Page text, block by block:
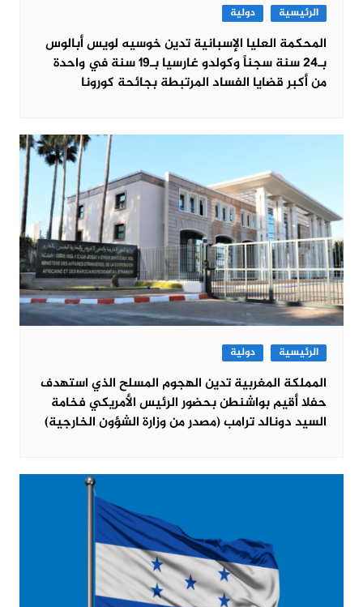
الرئيسية دولية
المحكمة العليا الإسبانية تدين خوسيه لويس أبالوس
بـ24 سنة سجناً وكولدو غارسيا بـ19 سنة في واحدة
من أكبر قضايا الفساد المرتبطة بجائحة كورونا
الرئيسية دولية
المملكة المغربية تدين الهجوم المسلح الذي استهدف
حفلا أقيم بواشنطن بحضور الرئيس الأمريكي فخامة
السيد دونالد ترامب (مصدر من وزارة الشؤون الخارجية)